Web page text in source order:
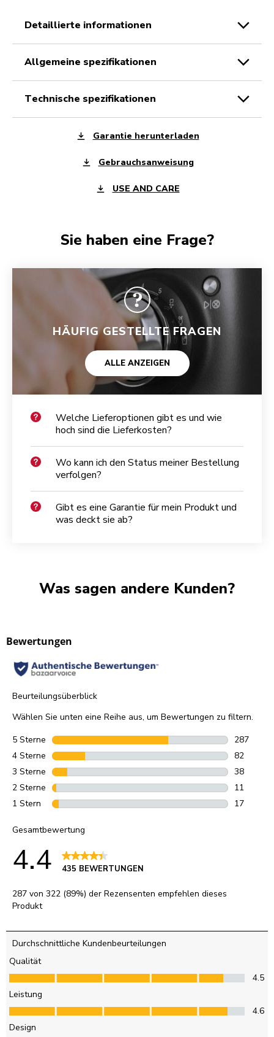
detaillierte informationen
allgemeine spezifikationen
technische spezifikationen
Garantie herunterladen
Gebrauchsanweisung
USE AND CARE
Sie haben eine Frage?
HÄUFIG GESTELLTE FRAGEN
ALLE ANZEIGEN
Welche Lieferoptionen gibt es und wie
hoch sind die Lieferkosten?
Wo kann ich den Status meiner Bestellung
verfolgen?
Gibt es eine Garantie für mein Produkt und
was deckt sie ab?
Was sagen andere Kunden?